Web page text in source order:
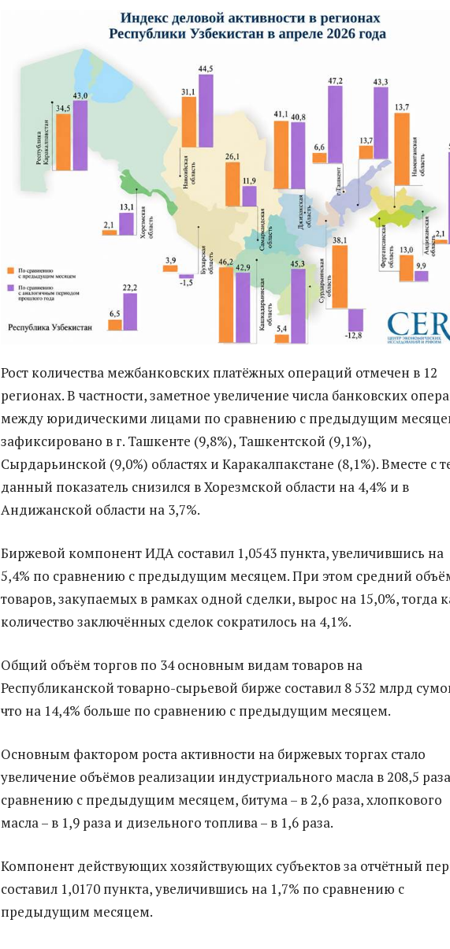
Рост количества межбанковских платёжных операций отмечен в 12
регионах. В частности, заметное увеличение числа банковских
между юридическими лицами по сравнению с предыдущим
зафиксировано в г. Ташкенте (9,8%), Ташкентской (9,1%),
Сырдарьинской (9,0%) областях и Каракалпакстане (8,1%). Вместе с
данный показатель снизился в Хорезмской области на 4,4% и в
Андижанской области на 3,7%.
Биржевой компонент ИДА составил 1,0543 пункта, увеличившись на
5,4% по сравнению с предыдущим месяцем. При этом средний
товаров, закупаемых в рамках одной сделки, вырос на 15,0%, тогда
количество заключённых сделок сократилось на 4,1%.
Общий объём торгов по 34 основным видам товаров на
Республиканской товарно-сырьевой бирже составил 8 532 млрд
что на 14,4% больше по сравнению с предыдущим месяцем.
Основным фактором роста активности на биржевых торгах стало
увеличение объёмов реализации индустриального масла в 208,5
сравнению с предыдущим месяцем, битума – в 2,6 раза, хлопкового
масла – в 1,9 раза и дизельного топлива – в 1,6 раза.
Компонент действующих хозяйствующих субъектов за отчётный
составил 1,0170 пункта, увеличившись на 1,7% по сравнению с
предыдущим месяцем.